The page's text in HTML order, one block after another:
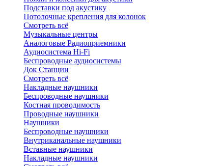
Подставки под акустику
Потолочные крепления для колонок
Смотреть всё
Музыкальные центры
Аналоговые Радиоприемники
Аудиосистема Hi-Fi
Беспроводные аудиосистемы
Док Станции
Смотреть всё
Накладные наушники
Беспроводные наушники
Костная проводимость
Проводные наушники
Наушники
Беспроводные наушники
Внутриканальные наушники
Вставные наушники
Накладные наушники